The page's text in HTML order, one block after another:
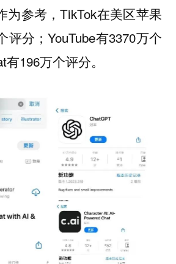
为参考，TikTok在美区苹果
评分；YouTube有3370万个
196万个评分。